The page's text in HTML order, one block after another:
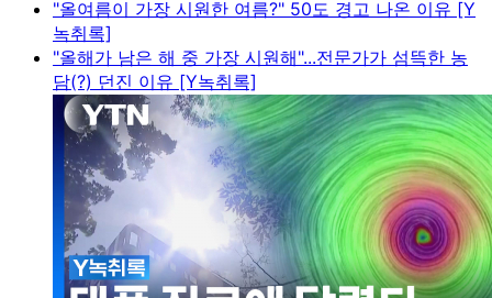
"올여름이 가장 시원한 여름?" 50도 경고 나온 이유 [Y
녹취록]
"올해가 남은 해 중 가장 시원해"...전문가가 섬뜩한 농
담(?) 던진 이유 [Y녹취록]